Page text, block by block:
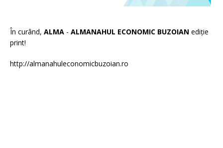
În curând, ALMA - ALMANAHUL ECONOMIC BUZOIAN ediție
print!
http://almanahuleconomicbuzoian.ro